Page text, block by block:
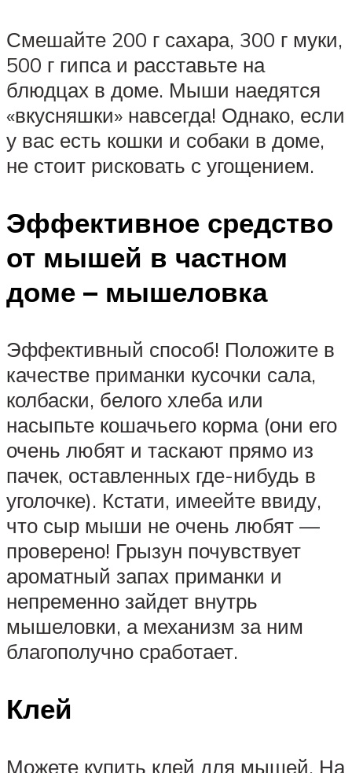
Смешайте 200 г сахара, 300 г муки,
500 г гипса и расставьте на
блюдцах в доме. Мыши наедятся
«вкусняшки» навсегда! Однако, если
у вас есть кошки и собаки в доме,
не стоит рисковать с угощением.
Эффективное средство
от мышей в частном
доме – мышеловка
Эффективный способ! Положите в
качестве приманки кусочки сала,
колбаски, белого хлеба или
насыпьте кошачьего корма (они его
очень любят и таскают прямо из
пачек, оставленных где-нибудь в
уголочке). Кстати, имеейте ввиду,
что сыр мыши не очень любят —
проверено! Грызун почувствует
ароматный запах приманки и
непременно зайдет внутрь
мышеловки, а механизм за ним
благополучно сработает.
Клей
Можете купить клей для мышей. На